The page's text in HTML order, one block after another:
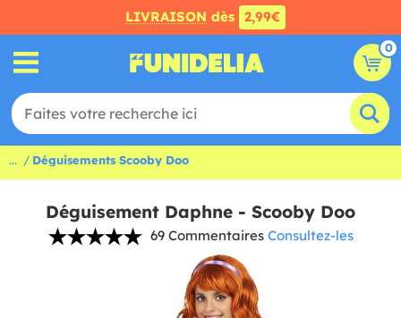
LIVRAISON dès 2,99€
0
... Déguisements Scooby Doo
Déguisement Daphne - Scooby Doo
69 Commentaires Consultez-les